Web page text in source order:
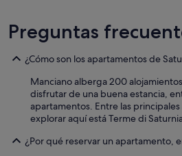
Preguntas
¿Cómo son los apartamentos de
Manciano alberga 200
disfrutar de una buena estancia,
apartamentos. Entre las
explorar aquí está Terme di
¿Por qué reservar un apartamento,